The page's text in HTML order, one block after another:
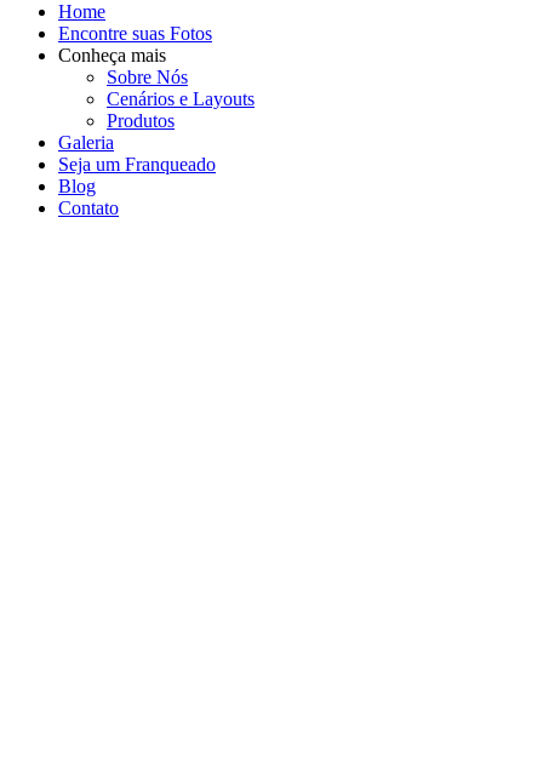
Home
Encontre suas Fotos
Conheça mais
Sobre Nós
Cenários e Layouts
Produtos
Galeria
Seja um Franqueado
Blog
Contato